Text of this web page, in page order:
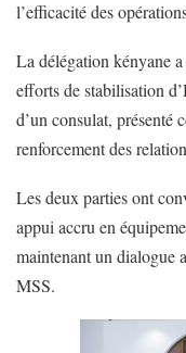
l’efficacité des
La délégation kényane
efforts de stabilisation
d’un consulat, présenté
renforcement des
Les deux parties ont
appui accru en
maintenant un dialogue
MSS.